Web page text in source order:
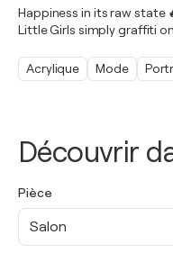
Découvrir
Pièce
Salon
Happiness in its raw state
Little Girls simply graffiti
Acrylique Mode